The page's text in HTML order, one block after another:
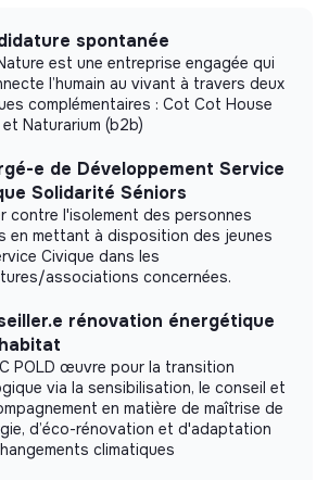
Company
50
Education
yet communicate its impact
spontanée
est une entreprise engagée qui
l’humain au vivant à travers deux
complémentaires : Cot Cot House
Naturarium (b2b)
e de Développement Service
Solidarité Séniors
contre l'isolement des personnes
en mettant à disposition des jeunes
Civique dans les
associations concernées.
rénovation énergétique
POLD œuvre pour la transition
via la sensibilisation, le conseil et
en matière de maîtrise de
d’éco-rénovation et d'adaptation
climatiques